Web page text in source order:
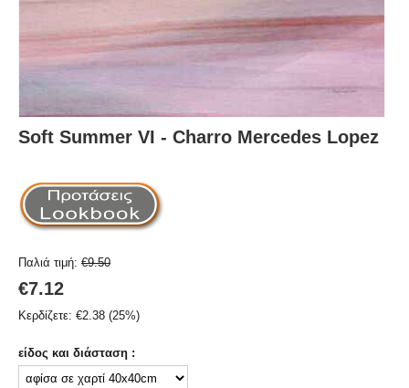
Soft Summer VI - Charro Mercedes Lopez
Παλιά τιμή: €9.50
€7.12
Κερδίζετε: €2.38 (25%)
είδος και διάσταση :